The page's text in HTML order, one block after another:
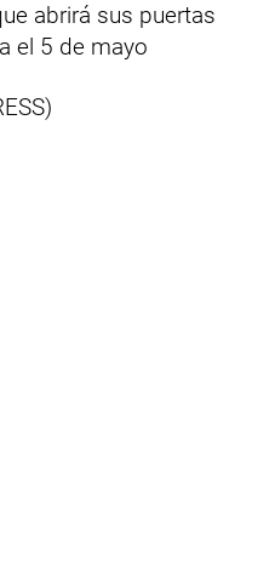
abrirá sus puertas
el 5 de mayo